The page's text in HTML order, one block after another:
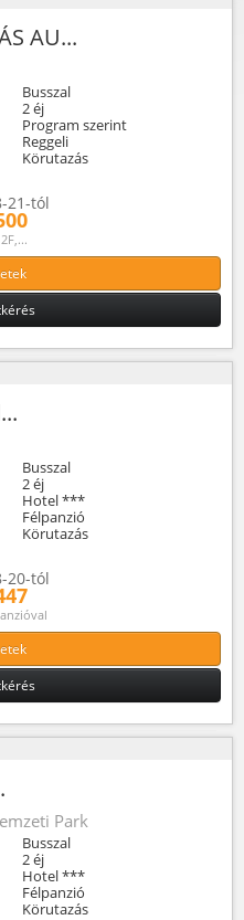
AU...
Busszal
2 éj
Program szerint
Reggeli
Körutazás
21-tól
Busszal
2 éj
Hotel ***
Félpanzió
Körutazás
20-tól
Park
Busszal
2 éj
Hotel ***
Félpanzió
Körutazás